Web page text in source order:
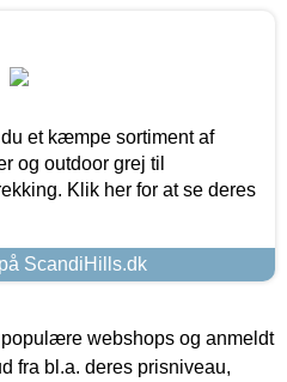
et kæmpe sortiment af
og outdoor grej til
Klik her for at se deres
ScandiHills.dk
webshops og anmeldt
fra bl.a. deres prisniveau,